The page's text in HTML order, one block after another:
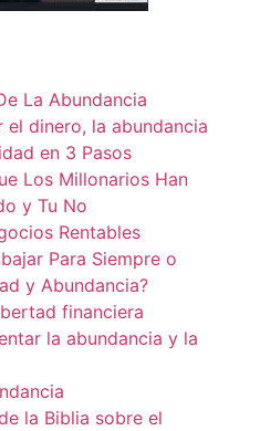
La Abundancia
el dinero, la abundancia
en 3 Pasos
Los Millonarios Han
y Tu No
Rentables
Para Siempre o
y Abundancia?
financiera
la abundancia y la
la Biblia sobre el